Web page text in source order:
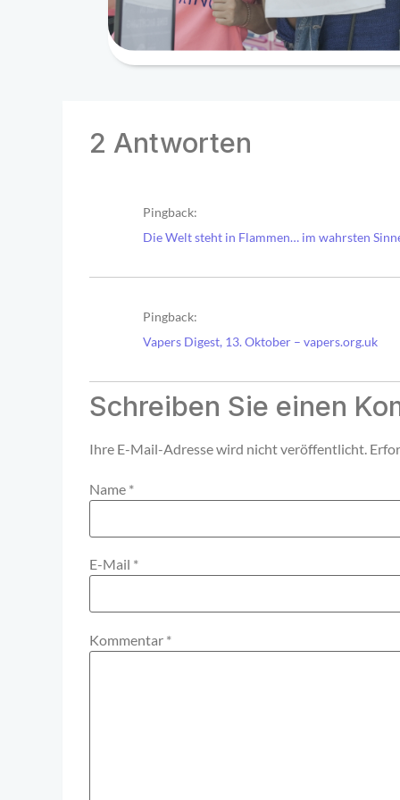
2 Antworten
Pingback:
Die Welt steht in Flammen… im wahrsten
Pingback:
Vapers Digest, 13. Oktober – vapers.org.uk
Schreiben Sie einen
Ihre E-Mail-Adresse wird nicht veröffentlicht.
Name *
E-Mail *
Kommentar *